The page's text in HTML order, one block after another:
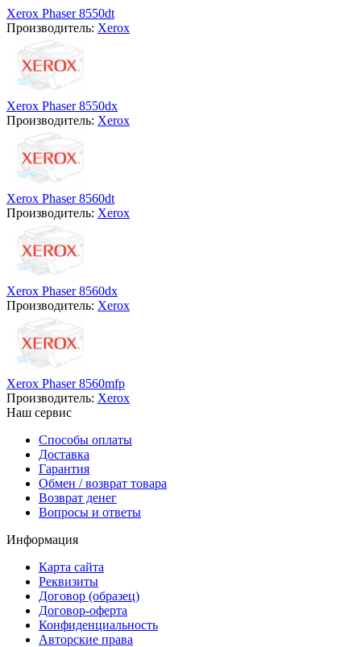
Xerox Phaser 8550dt
Производитель: Xerox
Xerox Phaser 8550dx
Производитель: Xerox
Xerox Phaser 8560dt
Производитель: Xerox
Xerox Phaser 8560dx
Производитель: Xerox
Xerox Phaser 8560mfp
Производитель: Xerox
Наш сервис
Способы оплаты
Доставка
Гарантия
Обмен / возврат товара
Возврат денег
Вопросы и ответы
Информация
Карта сайта
Реквизиты
Договор (образец)
Договор-оферта
Конфиденциальность
Авторские права